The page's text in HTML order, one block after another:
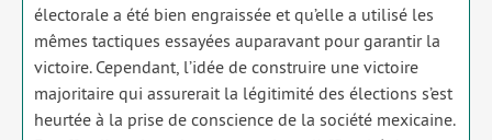
élec­to­rale a été bien engrais­sée et qu’elle a uti­li­sé les
mêmes tac­tiques essayées aupa­ra­vant pour garan­tir la
vic­toire. Cependant, l’idée de construire une vic­toire
majo­ri­taire qui assu­re­rait la légi­ti­mi­té des élec­tions s’est
heur­tée à la prise de conscience de la socié­té mexi­caine.